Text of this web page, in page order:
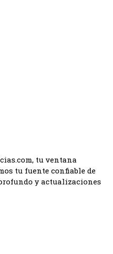
tu ventana
tu fuente confiable de
y actualizaciones